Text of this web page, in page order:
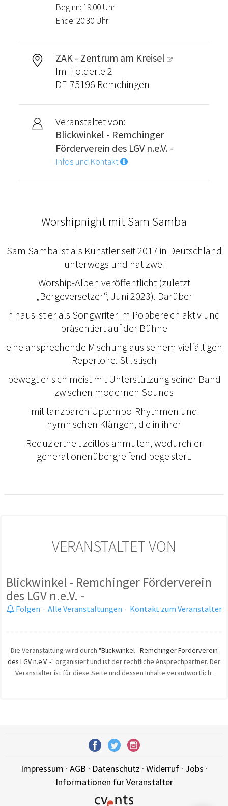
Beginn: 19:00 Uhr
Ende: 20:30 Uhr
ZAK - Zentrum am Kreisel
Im Hölderle 2
DE-75196 Remchingen
Veranstaltet von:
Blickwinkel - Remchinger
Förderverein des LGV n.e.V. -
Infos und Kontakt
Worshipnight mit Sam Samba
Sam Samba ist als Künstler seit 2017 in Deutschland
unterwegs und hat zwei
Worship-Alben veröffentlicht (zuletzt
„Bergeversetzer“, Juni 2023). Darüber
hinaus ist er als Songwriter im Popbereich aktiv und
präsentiert auf der Bühne
eine ansprechende Mischung aus seinem vielfältigen
Repertoire. Stilistisch
bewegt er sich meist mit Unterstützung seiner Band
zwischen modernen Sounds
mit tanzbaren Uptempo-Rhythmen und
hymnischen Klängen, die in ihrer
Reduziertheit zeitlos anmuten, wodurch er
generationenübergreifend begeistert.
VERANSTALTET VON
Blickwinkel - Remchinger Förderverein
des LGV n.e.V. -
Folgen · Alle Veranstaltungen · Kontakt zum Veranstalter
Die Veranstaltung wird durch "Blickwinkel - Remchinger Förderverein
des LGV n.e.V. -" organisiert und ist der rechtliche Ansprechpartner. Der
Veranstalter ist für diese Seite und dessen Inhalte verantwortlich.
Impressum · AGB · Datenschutz · Widerruf· Jobs ·
Informationen für Veranstalter